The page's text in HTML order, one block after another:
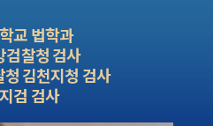
교 법학과
검찰청 검사
김천지청 검사
검 검사